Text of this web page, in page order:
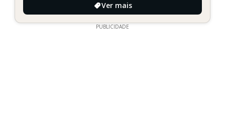
Ver mais
PUBLICIDADE